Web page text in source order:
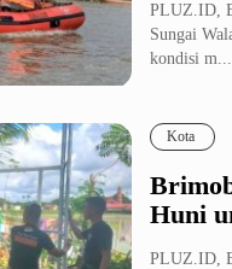
PLUZ.ID,
Sungai
kondisi m...
Huni
Kota
PLUZ.ID,